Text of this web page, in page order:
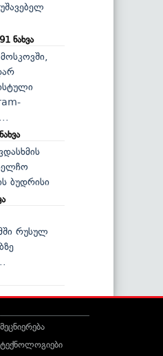
ნახვა
ბუდრისი
რუსულ
მეცნიერება
ტექნოლოგიები